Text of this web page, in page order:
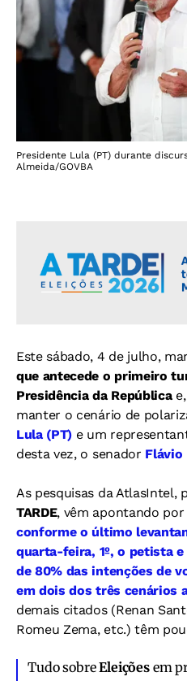
Presidente Lula (PT) durante
Almeida/GOVBA
Este sábado, 4 de julho,
que antecede o primeiro
Presidência da Repúblicae,
manter o cenário de
Lula (PT) e um
desta vez, o senador Flávio
As pesquisas da AtlasIntel,
TARDE, vêm apontando
conforme o último
quarta-feira, 1º, o petista
de 80% das intenções de
em dois dos três cenários
demais citados (Renan
Romeu Zema, etc.) têm
Tudo sobreEleiçõesem